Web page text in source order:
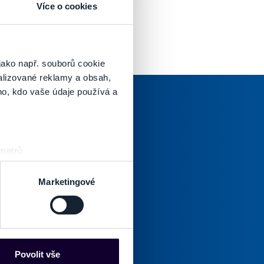
Více o cookies
např. souborů cookie
reklamy a obsah,
kdo vaše údaje používá a
prstu)
. Svůj souhlas
mohou představovat
obsahu a reklam.
Marketingové
Povolit vše
pošty.
Tento
súhlas
povinný